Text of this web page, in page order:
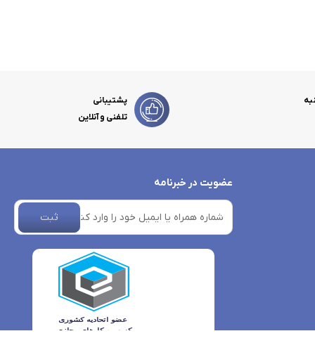
پشتیبانی
تلفنی و آنلاین
عضویت در خبرنامه
ثبت